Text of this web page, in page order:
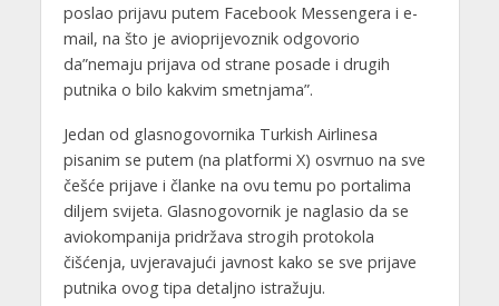
poslao prijavu putem Facebook Messengera i e-
mail, na što je avioprijevoznik odgovorio
da”nemaju prijava od strane posade i drugih
putnika o bilo kakvim smetnjama”.
Jedan od glasnogovornika Turkish Airlinesa
pisanim se putem (na platformi X) osvrnuo na sve
češće prijave i članke na ovu temu po portalima
diljem svijeta. Glasnogovornik je naglasio da se
aviokompanija pridržava strogih protokola
čišćenja, uvjeravajući javnost kako se sve prijave
putnika ovog tipa detaljno istražuju.